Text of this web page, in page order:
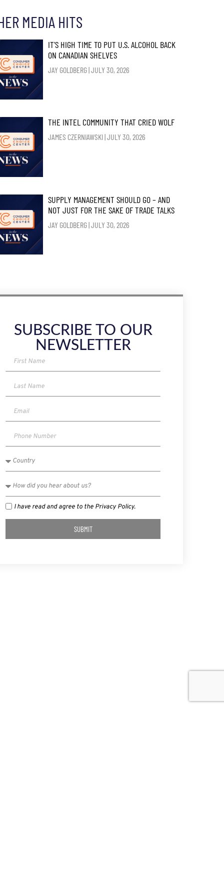
MEDIA HITS
IT’S HIGH TIME TO PUT U.S. ALCOHOL BACK
ON CANADIAN SHELVES
JAY GOLDBERG JULY 30, 2026
THE INTEL COMMUNITY THAT CRIED WOLF
JAMES CZERNIAWSKI JULY 30, 2026
SUPPLY MANAGEMENT SHOULD GO – AND
NOT JUST FOR THE SAKE OF TRADE TALKS
JAY GOLDBERG JULY 30, 2026
SUBSCRIBE TO OUR
NEWSLETTER
I have read and agree to the Privacy Policy.
SUBMIT